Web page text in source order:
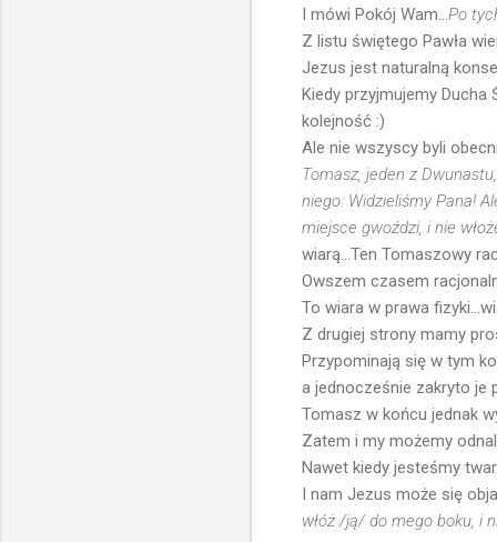
I mówi Pokój Wam...Po
Z listu świętego Pawła
Jezus jest naturalną
Kiedy przyjmujemy
kolejność :)
Ale nie wszyscy byli
Tomasz, jeden z
niego: Widzieliśmy Pana!
miejsce gwoździ, i nie
wiarą...Ten Tomaszowy
Owszem czasem
To wiara w prawa
Z drugiej strony mamy
Przypominają się w tym
a jednocześnie zakryto je
Tomasz w końcu jednak
Zatem i my możemy
Nawet kiedy jesteśmy
I nam Jezus może się
włóż /ją/ do mego boku, i